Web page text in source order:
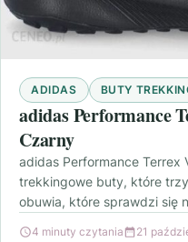
ADIDAS BUTY
adidas Performance
Czarny
adidas Performance Terrex
trekkingowe buty, które
obuwia, które sprawdzi się
4 minuty czytania 21